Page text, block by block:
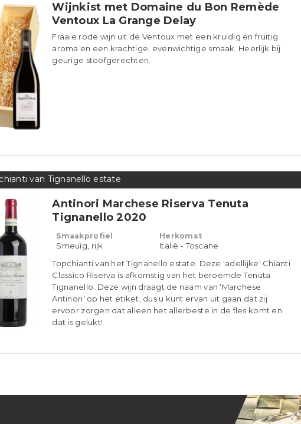
Wijnkist met Domaine du Bon Remède
Ventoux La Grange Delay
Fraaie rode wijn uit de Ventoux met een kruidig en fruitig
aroma en een krachtige, evenwichtige smaak. Heerlijk bij
geurige stoofgerechten.
van Tignanello estate
Antinori Marchese Riserva Tenuta
Tignanello 2020
Smaakprofiel
Smeuïg, rijk
Herkomst
Italië - Toscane
Topchianti van het Tignanello estate. Deze 'adellijke' Chianti
Classico Riserva is afkomstig van het beroemde Tenuta
Tignanello. Deze wijn draagt de naam van 'Marchese
Antinori' op het etiket, dus u kunt ervan uit gaan dat zij
ervoor zorgen dat alleen het allerbeste in de fles komt en
dat is gelukt!